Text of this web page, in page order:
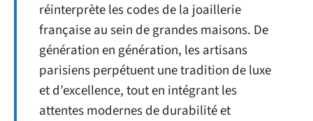
réinterprète les codes de la joaillerie
française au sein de grandes maisons. De
génération en génération, les artisans
parisiens perpétuent une tradition de luxe
et d’excellence, tout en intégrant les
attentes modernes de durabilité et